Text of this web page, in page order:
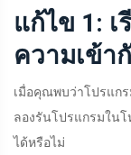
แก้ไข 1:
ความเข้า
เมื่อคุณพบว่าโปรแก
ลองรันโปรแกรมใน
ได้หรือไม่